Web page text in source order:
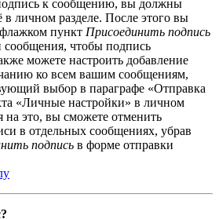
к сообщению, вы должны
в личном разделе. После этого вы
пункт Присоединить подпись
сообщения, чтобы подпись
можете настроить добавление
ко всем вашим сообщениям,
выбор в параграфе «Отправка
«Личные настройки» в личном
на это, вы сможете отменить
в отдельных сообщениях, убрав
подпись в форме отправки